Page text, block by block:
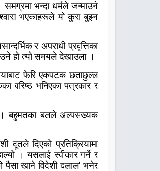
भन्दा धर्मले जन्माउने
भएकाहरूले यो कुरा बुझ्न
र अपराधी प्रवृत्तिका
हो त्यो समयले देखाउला ।
फेरि एकपटक छताछुल्ल
वरिष्ठ भनिएका पत्रकार र
। बहुमतका बलले अल्पसंख्यक
दूतले दिएको प्रतिक्रियामा
। यसलाई स्वीकार गर्ने र
पैसा खाने विदेशी दलाल'भनेर